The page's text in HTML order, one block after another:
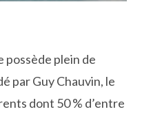
possède plein de
par Guy Chauvin, le
dont 50 % d’entre